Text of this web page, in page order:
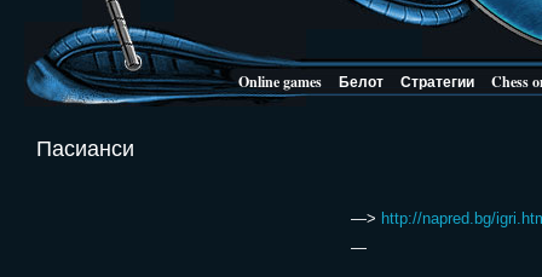
Online games Белот Стратегии Chess
Пасианси
—> http://napred.bg/
—